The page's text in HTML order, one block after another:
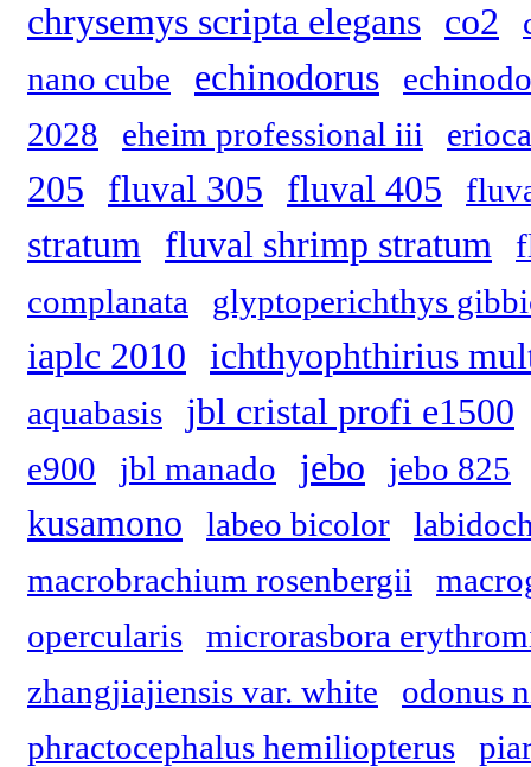
chrysemys scripta elegans co2
nano cube
echinodorus
2028
eheim professional iii
205 fluval 305 fluval 405
stratum fluval shrimp stratum
complanata
glyptoperichthys
iaplc 2010 ichthyophthirius
aquabasis jbl cristal profi e1500
e900 jbl manado jebo jebo 825
kusamono labeo bicolor
macrobrachium rosenbergii
opercularis
microrasbora
zhangjiajiensis var. white
odonus
phractocephalus hemiliopterus